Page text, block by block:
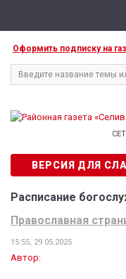
Оформить подписку на
ВЕРСИЯ ДЛЯ
Расписание
Православная
15:55, 29.05.2025
Автор: